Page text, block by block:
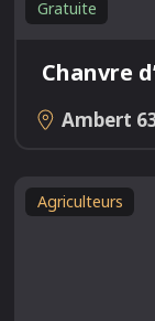
Gratuite
Chanvre
Ambert
Agriculteurs